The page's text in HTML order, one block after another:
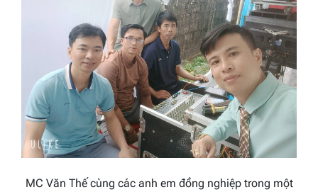
MC Văn Thế cùng các anh em đồng nghiệp trong một